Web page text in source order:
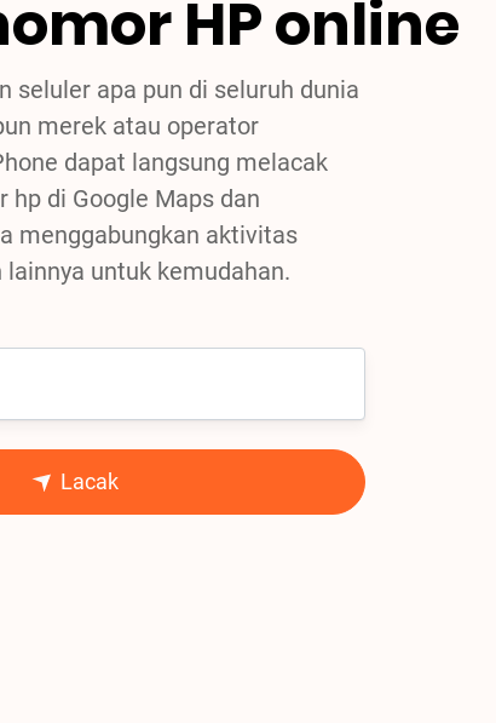
HP online
seluler apa pun di seluruh dunia
merek atau operator
dapat langsung melacak
hp di Google Maps dan
menggabungkan aktivitas
lainnya untuk kemudahan.
Lacak